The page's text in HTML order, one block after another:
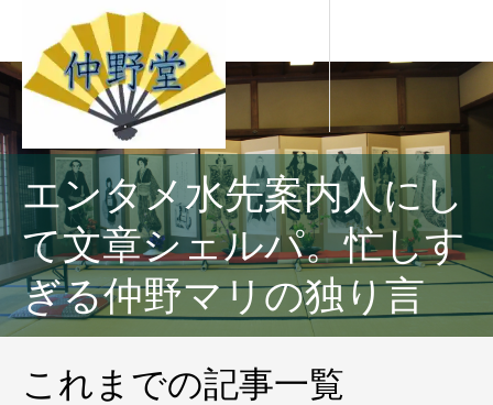
エンタメ水先案内人にし
て文章シェルパ。忙しす
ぎる仲野マリの独り言
これまでの記事一覧